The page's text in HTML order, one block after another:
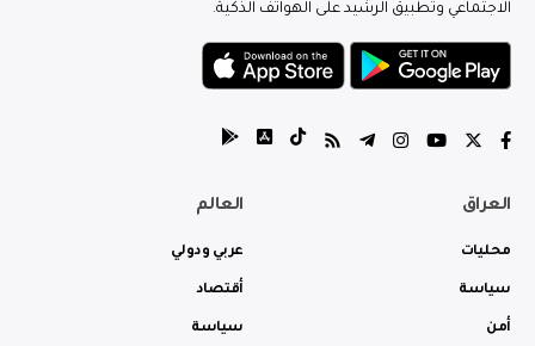
الاجتماعي وتطبيق الرشيد على الهواتف الذكية.
العراق
محليات
سياسة
أمن
العالم
عربي ودولي
أقتصاد
سياسة